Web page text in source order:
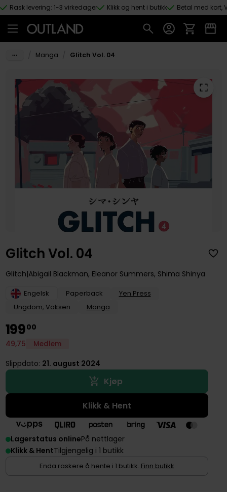
Hopp til hovedinnhold
Rask levering: 1-3 virkedager Klikk og hent i butikk Betal med kort,
Manga Glitch Vol. 04
Glitch Vol. 04
Glitch Abigail Blackman, Eleanor Summers, Shima Shinya
Engelsk Paperback
Yen Press
Ungdom, Voksen
Manga
19900
49,75 Medlem
Slippdato: 21. august 2024
Kjøp
Klikk & Hent
Lagerstatus onlinePå nettlager
Klikk & HentTilgjengelig i 1 butikk
Enda raskere å hente i 1 butikk. Finn butikk